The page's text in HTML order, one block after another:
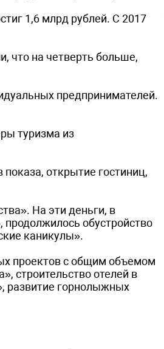
1,6 млрд рублей. С 2017
что на четверть больше,
предпринимателей.
туризма из
открытие гостиниц,
На эти деньги, в
обустройство
каникулы».
проектов с общим объемом
строительство отелей в
развитие горнолыжных